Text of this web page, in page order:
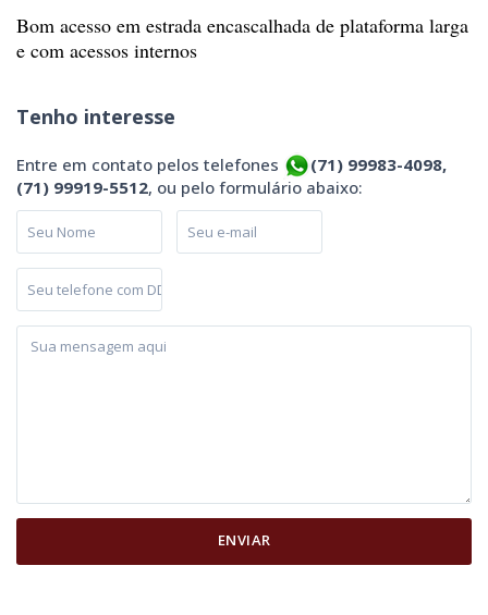
Bom acesso em estrada encascalhada de plataforma larga
e com acessos internos
Tenho interesse
Entre em contato pelos telefones
(71) 99983-4098,
(71) 99919-5512, ou pelo formulário abaixo: